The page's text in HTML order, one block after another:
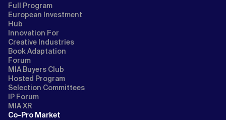
Full Program
European Investment
Hub
Innovation For
Creative Industries
Book Adaptation
Forum
MIA Buyers Club
Hosted Program
Selection Committees
IP Forum
MIA XR
Co-Pro Market